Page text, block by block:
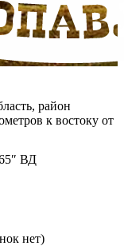
район
к востоку от
ВД
нет)